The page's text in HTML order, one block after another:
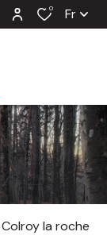
0 Fr
Colroy la roche